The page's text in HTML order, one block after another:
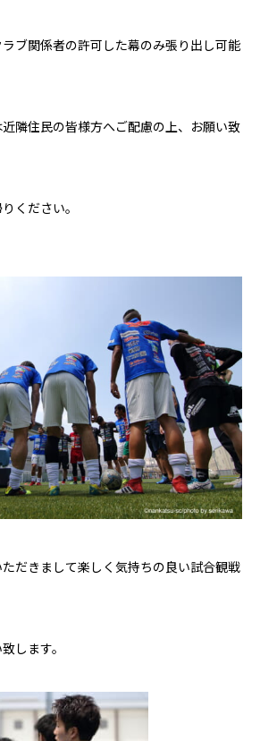
ブ関係者の許可した幕のみ張り出し可能
隣住民の皆様方へご配慮の上、お願い致
ください。
だきまして楽しく気持ちの良い試合観戦
します。